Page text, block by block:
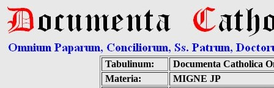
Tabulinum:
Documenta Catholica
Materia:
MIGNE JP